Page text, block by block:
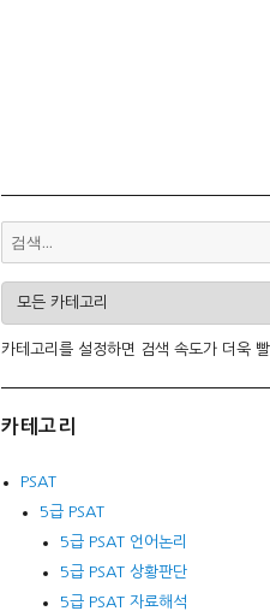
카테고리를 설정하면 검색 속도가 더욱 빨
카테고리
PSAT
5급 PSAT
5급 PSAT 언어논리
5급 PSAT 상황판단
5급 PSAT 자료해석